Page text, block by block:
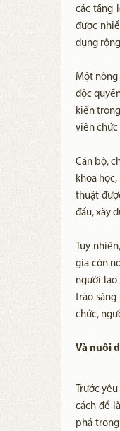
các tầng
được
dụng
Một nông
độc
kiến
viên chức
Cán bộ,
khoa
thuật
đấu, xây
Tuy
gia còn
người
trào
chức,
Và nuôi
Trước
cách để
phá